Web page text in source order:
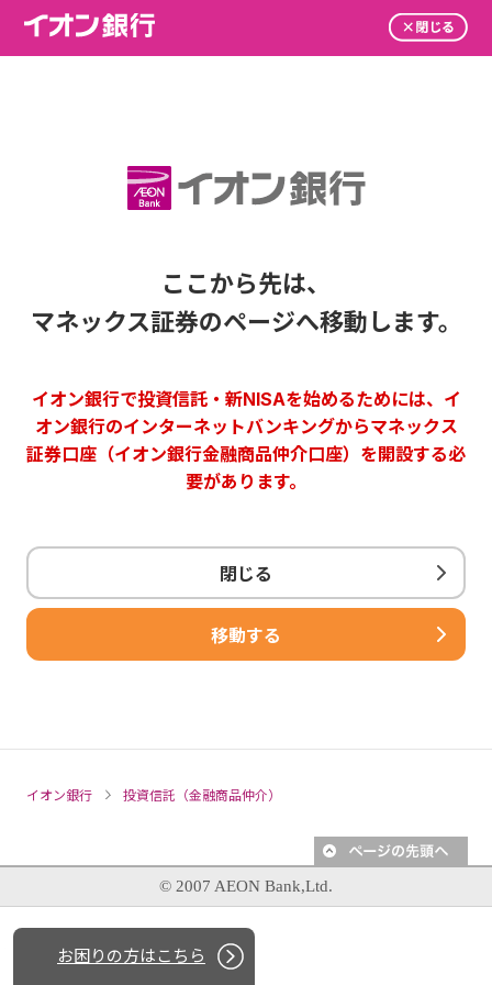
ここから先は、
マネックス証券のページへ移動します。
イオン銀行で投資信託・新NISAを始めるためには、イ
オン銀行のインターネットバンキングからマネックス
証券口座（イオン銀行金融商品仲介口座）を開設する必
要があります。
閉じる
移動する
イオン銀行 投資信託（金融商品仲介）
© 2007 AEON Bank,Ltd.
お困りの方はこちら